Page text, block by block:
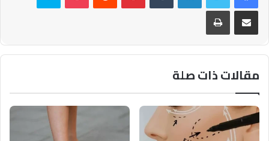
مشاركة عبر البريد طباعة
مقالات ذات صلة